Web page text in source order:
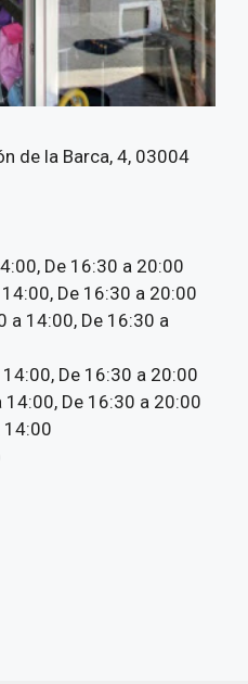
de la Barca, 4, 03004
De 16:30 a 20:00
De 16:30 a 20:00
a 14:00, De 16:30 a
14:00, De 16:30 a 20:00
14:00, De 16:30 a 20:00
14:00